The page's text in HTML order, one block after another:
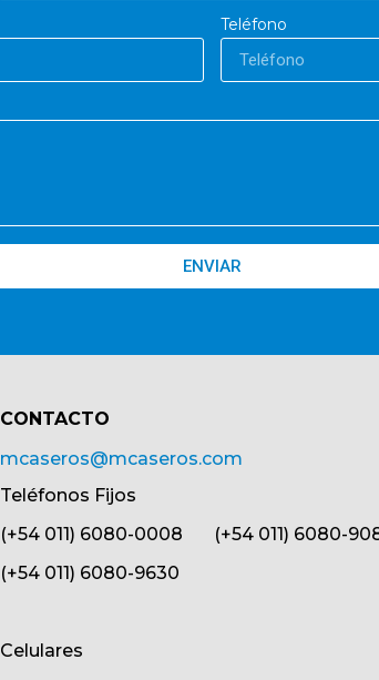
Teléfono
ENVIAR
CONTACTO​
mcaseros@mcaseros.com
Teléfonos Fijos
(+54 011) 6080-0008 (+54 011) 6080-
(+54 011) 6080-9630
Celulares